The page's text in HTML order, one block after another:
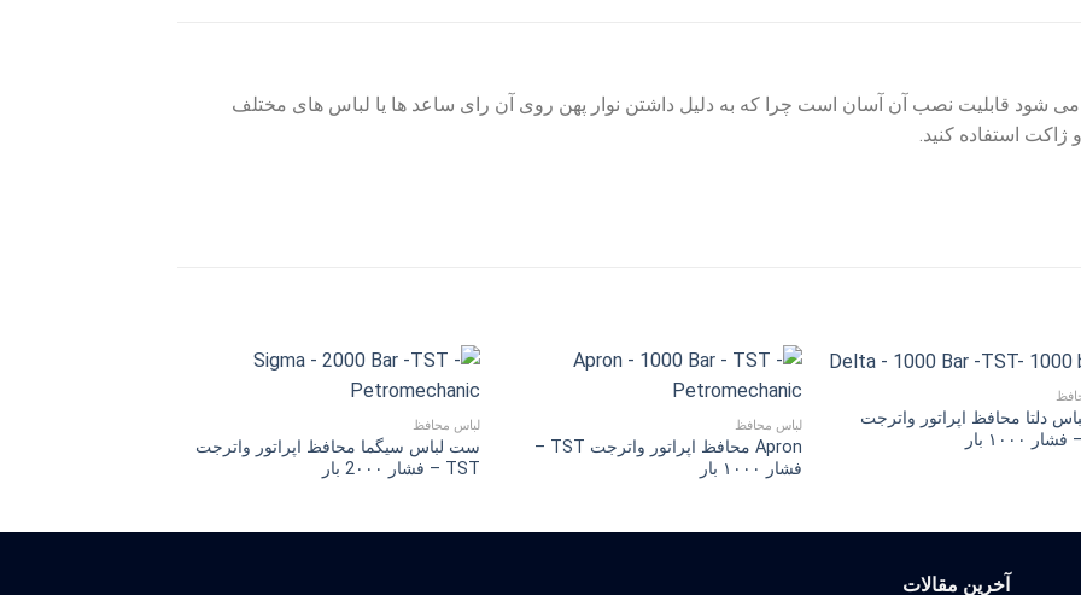
قابلیت نصب آن آسان است چرا که به دلیل داشتن نوار پهن روى آن راى ساعد ها یا لباس هاى مختلف
استفاده کنید.
دلتا محافظ اپراتور واترجت
لباس محافظ
Apron محافظ اپراتور واترجت TST –
فشار ۱۰۰۰ بار
لباس محافظ
ست لباس سیگما محافظ اپراتور واترجت
TST – فشار 2۰۰۰ بار
آخرین مقالات